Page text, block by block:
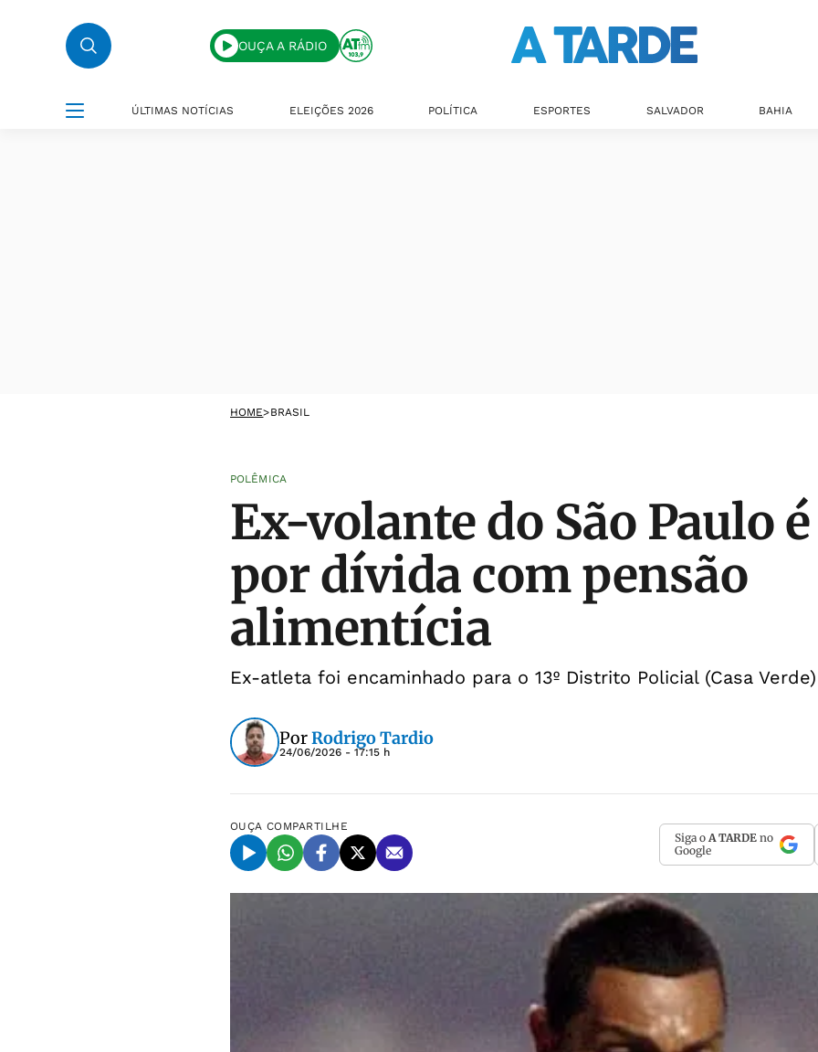
OUÇA A RÁDIO
ÚLTIMAS NOTÍCIAS ELEIÇÕES 2026 POLÍTICA ESPORTES SALVADOR BAHIA
HOME>BRASIL
POLÊMICA
Ex-volante do São Paulo
por dívida com pensão
alimentícia
Ex-atleta foi encaminhado para o 13º Distrito Policial (Casa Verde)
PorRodrigo Tardio
24/06/2026 - 17:15 h
OUÇA COMPARTILHE
Siga o A TARDE no
Google